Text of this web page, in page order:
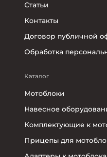
Статьи
Контакты
Договор публичной
Обработка
Каталог
Мотоблоки
Навесное
Комплектующие к
Прицепы для